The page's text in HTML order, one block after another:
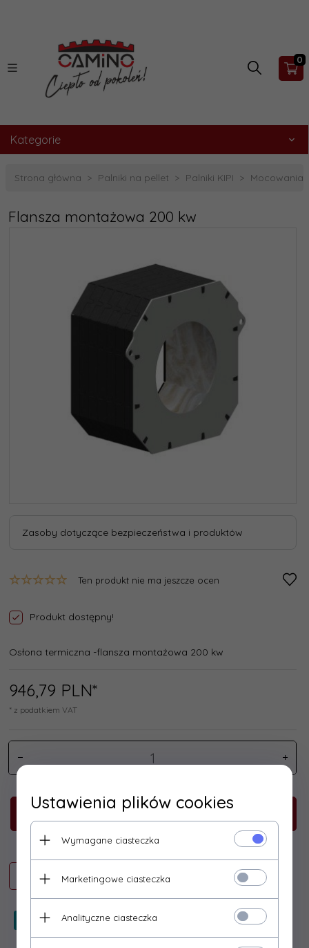
Ustawienia plików cookies
Wymagane ciasteczka
Marketingowe ciasteczka
Analityczne ciasteczka
0
Kategorie
Strona główna Palniki na pellet Palniki KIPI Mocowania
Flansza montażowa 200 kw
Zasoby dotyczące bezpieczeństwa i produktów
Ten produkt nie ma jeszcze ocen
Produkt dostępny!
Osłona termiczna -flansza montażowa 200 kw
946,79 PLN*
* z podatkiem VAT